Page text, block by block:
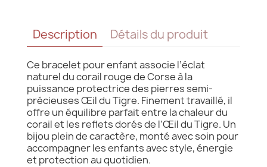
Description Détails du produit
Ce bracelet pour enfant associe l’éclat
naturel du corail rouge de Corse à la
puissance protectrice des pierres semi-
précieuses Œil du Tigre. Finement travaillé, il
offre un équilibre parfait entre la chaleur du
corail et les reflets dorés de l’Œil du Tigre. Un
bijou plein de caractère, monté avec soin pour
accompagner les enfants avec style, énergie
et protection au quotidien.